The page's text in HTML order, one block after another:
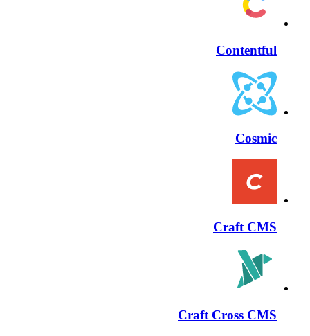
Contentful
Cosmic
Craft CMS
Craft Cross CMS